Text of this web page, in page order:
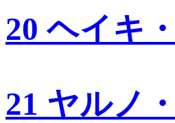
20 ヘイキ
21 ヤルノ